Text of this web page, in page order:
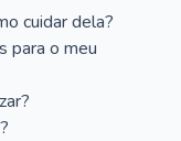
cuidar dela?
para o meu